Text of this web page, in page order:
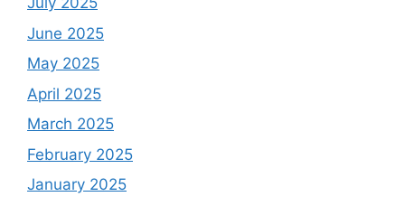
June 2025
May 2025
April 2025
March 2025
February 2025
January 2025